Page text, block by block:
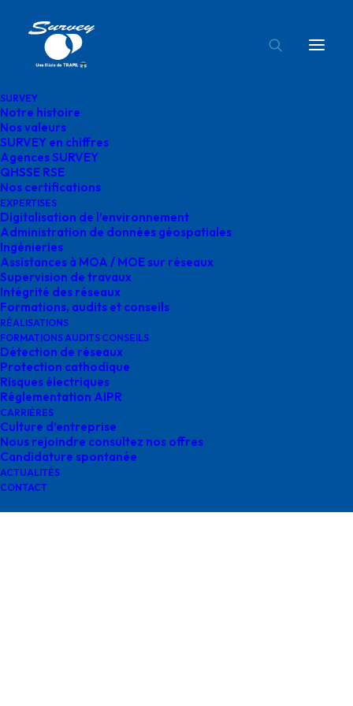
SURVEY
Notre histoire
Nos valeurs
SURVEY en chiffres
Agences SURVEY
QHSSE RSE
Nos certifications
EXPERTISES
Digitalisation de l’environnement
Administration de données géospatiales
Ingénieries
Assistances à MOA / MOE sur réseaux
Supervision de travaux
Intégrité des réseaux
Formations, audits et conseils
RÉALISATIONS
FORMATIONS AUDITS CONSEILS
Détection de réseaux
Protection cathodique
Risques électriques
Réglementation AIPR
CARRIÈRES
Culture d’entreprise
Nous rejoindre consultez nos offres
Candidature spontanée
ACTUALITÉS
CONTACT
Accueil
formation audit survey
formation audit survey